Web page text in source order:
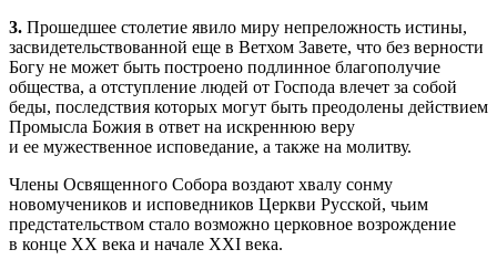
3. Прошедшее столетие явило миру непреложность истины,
засвидетельствованной еще в Ветхом Завете, что без верности
Богу не может быть построено подлинное благополучие
общества, а отступление людей от Господа влечет за собой
беды, последствия которых могут быть преодолены действием
Промысла Божия в ответ на искреннюю веру
и ее мужественное исповедание, а также на молитву.
Члены Освященного Собора воздают хвалу сонму
новомучеников и исповедников Церкви Русской, чьим
предстательством стало возможно церковное возрождение
в конце ХХ века и начале XXI века.